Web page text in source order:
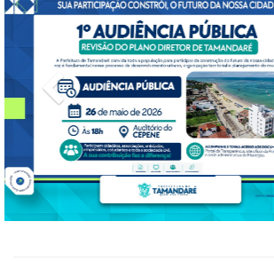
Previous